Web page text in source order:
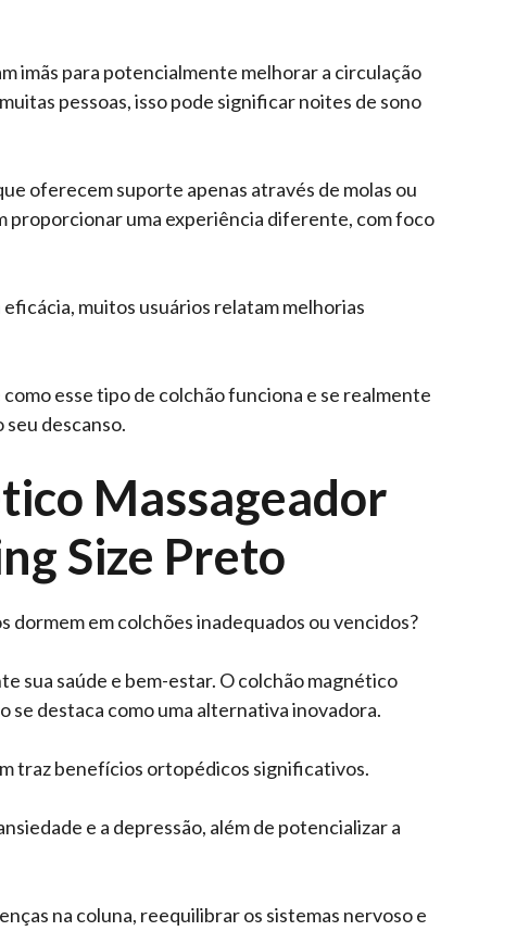
imãs para potencialmente melhorar a circulação
pessoas, isso pode significar noites de sono
oferecem suporte apenas através de molas ou
proporcionar uma experiência diferente, com foco
muitos usuários relatam melhorias
esse tipo de colchão funciona e se realmente
seu descanso.
Massageador
Size Preto
dormem em colchões inadequados ou vencidos?
sua saúde e bem-estar. O colchão magnético
se destaca como uma alternativa inovadora.
traz benefícios ortopédicos significativos.
e a depressão, além de potencializar a
na coluna, reequilibrar os sistemas nervoso e